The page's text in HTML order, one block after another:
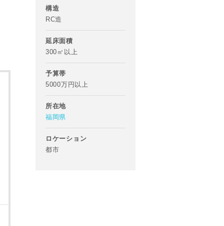
構造
RC造
延床面積
300㎡以上
予算帯
5000万円以上
所在地
福岡県
ロケーション
都市